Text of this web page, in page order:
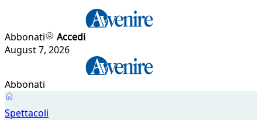
Abbonati
Accedi
August 7, 2026
Abbonati
Spettacoli